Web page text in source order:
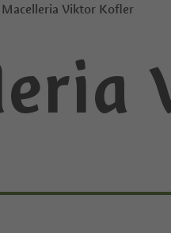
Macelleria Viktor Kofler